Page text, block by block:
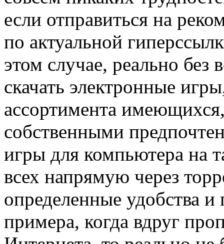
если отправиться на
по актуальной
этом случае, реально без
скачать электронные
ассортимента
собственными
игры для компьютера на
всех напрямую через
определенные удобства
примера, когда вдруг